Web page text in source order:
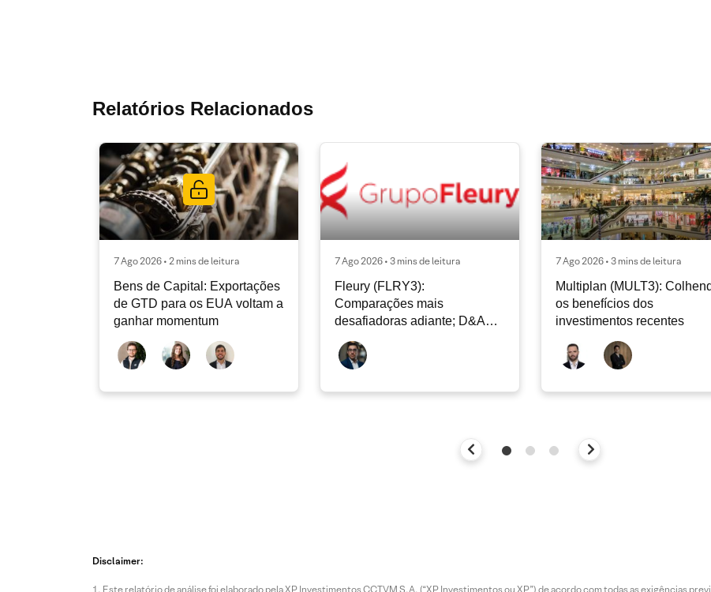
Relatórios Relacionados
7 Ago 2026 • 2 mins de leitura
Bens de Capital: Exportações
de GTD para os EUA voltam a
ganhar momentum
7 Ago 2026 • 3 mins de leitura
Fleury (FLRY3):
Comparações mais
desafiadoras adiante; D&A
deve permanecer nos níveis
atuais
7 Ago 2026 • 3 mins de leitura
Multiplan (MULT3):
os benefícios dos
investimentos recentes
Disclaimer:
Este relatório de análise foi elaborado pela XP Investimentos CCTVM S.A. (“XP Investimentos ou XP”) de acordo com todas as exigências